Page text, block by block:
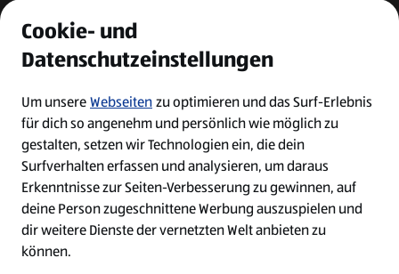
Job Benachrichtigung
Bewerberkonto
Leichte Sprache
Kontakt
Cookie- und
Datenschutzeinstellungen
Um unsereWebseitenzu optimieren und das Surf-Erlebnis
für dich so angenehm und persönlich wie möglich zu
gestalten, setzen wir Technologien ein, die dein
Surfverhalten erfassen und analysieren, um daraus
Erkenntnisse zur Seiten-Verbesserung zu gewinnen, auf
deine Person zugeschnittene Werbung auszuspielen und
dir weitere Dienste der vernetzten Welt anbieten zu
können.